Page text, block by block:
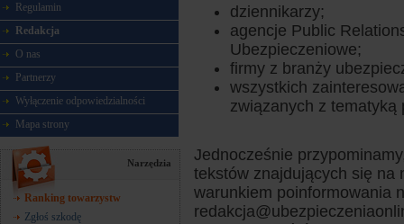
Regulamin
Redakcja
O nas
Partnerzy
Wyłączenie odpowiedzialności
Mapa strony
Narzędzia
Ranking towarzystw
Zgłoś szkodę
dziennikarzy;
agencje Public
Ubezpieczeniowe;
firmy z branży
wszystkich
związanych z tematyką
Jednocześnie
tekstów znajdujących się na
warunkiem poinformowania